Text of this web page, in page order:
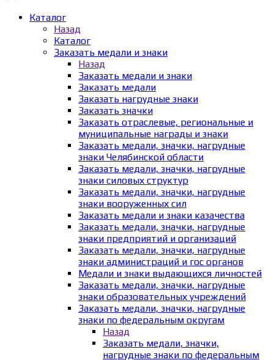
Каталог
Назад
Каталог
Заказать медали и знаки
Назад
Заказать медали и знаки
Заказать медали
Заказать нагрудные знаки
Заказать значки
Заказать отраслевые, региональные и
муниципальные награды и знаки
Заказать медали, значки, нагрудные
знаки Челябинской области
Заказать медали, значки, нагрудные
знаки силовых структур
Заказать медали, значки, нагрудные
знаки вооруженных сил
Заказать медали и знаки казачества
Заказать медали, значки, нагрудные
знаки предприятий и организаций
Заказать медали, значки, нагрудные
знаки администраций и гос органов
Медали и знаки выдающихся личностей
Заказать медали, значки, нагрудные
знаки образовательных учреждений
Заказать медали, значки, нагрудные
знаки по федеральным округам
Назад
Заказать медали, значки,
нагрудные знаки по федеральным